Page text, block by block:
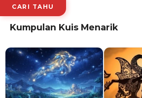
CARI TAHU
Kumpulan Kuis Menarik